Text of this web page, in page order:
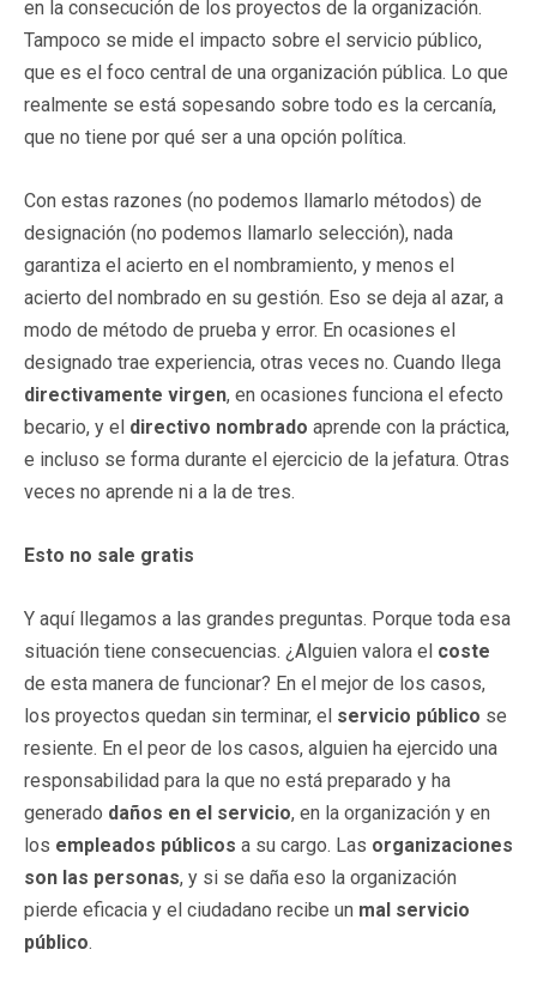
en la consecución de los proyectos de la organización.
Tampoco se mide el impacto sobre el servicio público,
que es el foco central de una organización pública. Lo que
realmente se está sopesando sobre todo es la cercanía,
que no tiene por qué ser a una opción política.
Con estas razones (no podemos llamarlo métodos) de
designación (no podemos llamarlo selección), nada
garantiza el acierto en el nombramiento, y menos el
acierto del nombrado en su gestión. Eso se deja al azar, a
modo de método de prueba y error. En ocasiones el
designado trae experiencia, otras veces no. Cuando llega
directivamente virgen, en ocasiones funciona el efecto
becario, y el directivo nombrado aprende con la práctica,
e incluso se forma durante el ejercicio de la jefatura. Otras
veces no aprende ni a la de tres.
Esto no sale gratis
Y aquí llegamos a las grandes preguntas. Porque toda esa
situación tiene consecuencias. ¿Alguien valora el coste
de esta manera de funcionar? En el mejor de los casos,
los proyectos quedan sin terminar, el servicio público se
resiente. En el peor de los casos, alguien ha ejercido una
responsabilidad para la que no está preparado y ha
generado daños en el servicio, en la organización y en
los empleados públicos a su cargo. Las organizaciones
son las personas, y si se daña eso la organización
pierde eficacia y el ciudadano recibe un mal servicio
público.